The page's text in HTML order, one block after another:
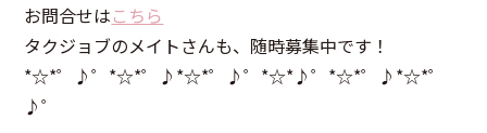
お問合せはこちら
タクジョブのメイトさんも、随時募集中です！
*☆*゜♪゜*☆*゜♪*☆*゜♪゜*☆*♪゜*☆*゜♪*☆*゜
♪゜